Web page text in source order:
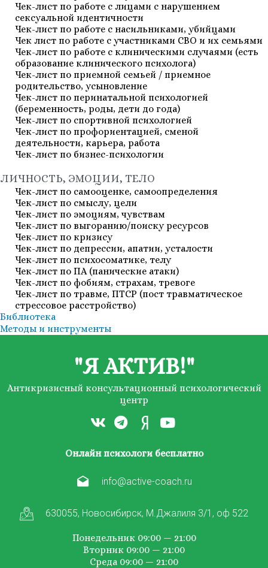
Чек-лист по работе с лицами с нарушением
сексуальной идентичности
Чек-лист по работе с насильниками, убийцами
Чек лист по работе с участниками СВО и их семьями
Чек-лист по работе с клиническими случаями (есть
образование клинического психолога)
Чек-лист по приемной семьей / приемное
родительство, усыновление
Чек-лист по перинатальной психологией
(беременность, роды, дети до года)
Чек-лист по спортивной психологией
Чек-лист по профориентацией, сменой
деятельности, карьера, работа
Чек-лист по бизнес-психологии
ЛИЧНОСТЬ, ЭМОЦИИ, ТЕЛО
Чек-лист по самооценке, самоопределения
Чек-лист по смыслу, цели
Чек-лист по эмоциям, чувствам
Чек-лист по выгоранию/поиску ресурсов
Чек-лист по кризису
Чек-лист по депрессии, апатии, усталости
Чек-лист по психосоматике, телу
Чек-лист по ПА (панические атаки)
Чек-лист по фобиям, страхам, тревоге
Чек-лист по травме, ПТСР (пост травматическое
стрессовое расстройство)
Библиотека
Методы и инструменты
"Я АКТИВ!"
Антикризисный консультационный психологический
центр
Онлайн психологи бесплатно
info@active-coach.ru
630055, Новосибирск, М.Джалиля 3/1, оф 522
Понедельник 09:00 — 21:00
Вторник 09:00 — 21:00
Среда 09:00 — 21:00